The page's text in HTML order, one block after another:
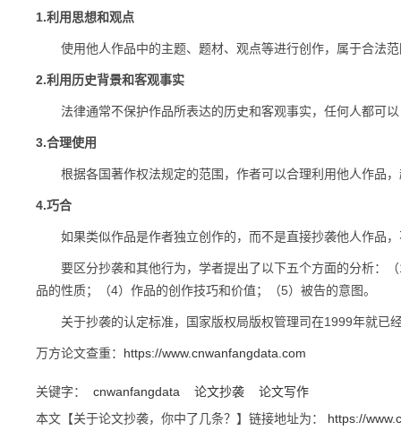
1.利用思想和观点
使用他人作品中的主题、题材、观点等进行创作，属于合法范
2.利用历史背景和客观事实
法律通常不保护作品所表达的历史和客观事实，任何人都可以
3.合理使用
根据各国著作权法规定的范围，作者可以合理利用他人作品，
4.巧合
如果类似作品是作者独立创作的，而不是直接抄袭他人作品，
要区分抄袭和其他行为，学者提出了以下五个方面的分析：（
品的性质；（4）作品的创作技巧和价值；（5）被告的意图。
关于抄袭的认定标准，国家版权局版权管理司在1999年就已
万方论文查重： https://www.cnwanfangdata.com
关键字： cnwanfangdata 论文抄袭
论文写作
本文【关于论文抄袭，你中了几条？】链接地址为： https://